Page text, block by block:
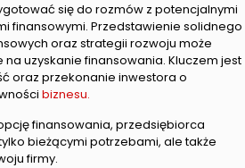
się do rozmów z potencjalnymi
finansowymi. Przedstawienie solidnego
oraz strategii rozwoju może
na uzyskanie finansowania. Kluczem jest
oraz przekonanie inwestora o
biznesu.
finansowania, przedsiębiorca
bieżącymi potrzebami, ale także
firmy.